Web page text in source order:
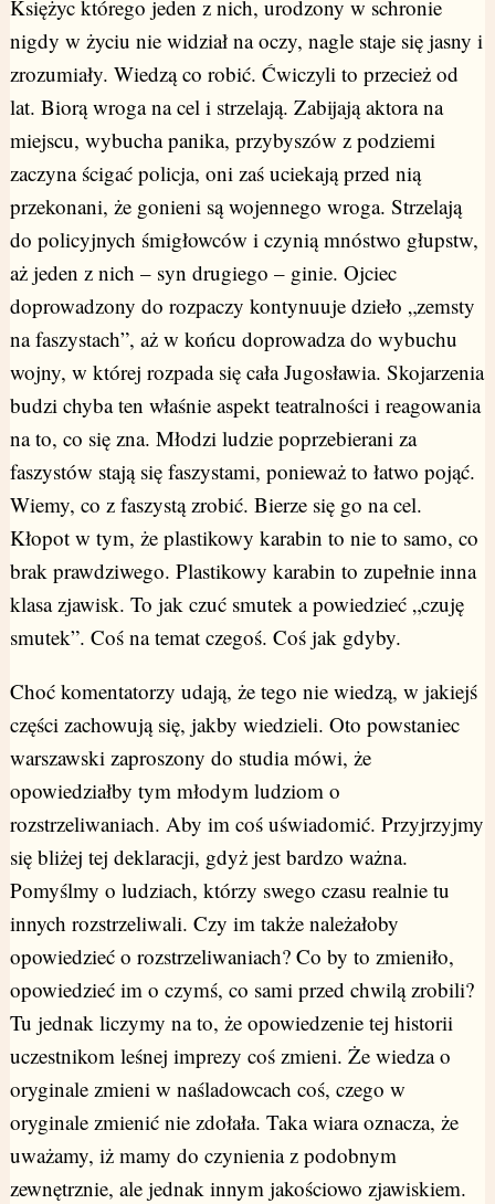
Księżyc którego jeden z nich, urodzony w schronie
nigdy w życiu nie widział na oczy, nagle staje się jasny i
zrozumiały. Wiedzą co robić. Ćwiczyli to przecież od
lat. Biorą wroga na cel i strzelają. Zabijają aktora na
miejscu, wybucha panika, przybyszów z podziemi
zaczyna ścigać policja, oni zaś uciekają przed nią
przekonani, że gonieni są wojennego wroga. Strzelają
do policyjnych śmigłowców i czynią mnóstwo głupstw,
aż jeden z nich – syn drugiego – ginie. Ojciec
doprowadzony do rozpaczy kontynuuje dzieło „zemsty
na faszystach”, aż w końcu doprowadza do wybuchu
wojny, w której rozpada się cała Jugosławia. Skojarzenia
budzi chyba ten właśnie aspekt teatralności i reagowania
na to, co się zna. Młodzi ludzie poprzebierani za
faszystów stają się faszystami, ponieważ to łatwo pojąć.
Wiemy, co z faszystą zrobić. Bierze się go na cel.
Kłopot w tym, że plastikowy karabin to nie to samo, co
brak prawdziwego. Plastikowy karabin to zupełnie inna
klasa zjawisk. To jak czuć smutek a powiedzieć „czuję
smutek”. Coś na temat czegoś. Coś jak gdyby.
Choć komentatorzy udają, że tego nie wiedzą, w jakiejś
części zachowują się, jakby wiedzieli. Oto powstaniec
warszawski zaproszony do studia mówi, że
opowiedziałby tym młodym ludziom o
rozstrzeliwaniach. Aby im coś uświadomić. Przyjrzyjmy
się bliżej tej deklaracji, gdyż jest bardzo ważna.
Pomyślmy o ludziach, którzy swego czasu realnie tu
innych rozstrzeliwali. Czy im także należałoby
opowiedzieć o rozstrzeliwaniach? Co by to zmieniło,
opowiedzieć im o czymś, co sami przed chwilą zrobili?
Tu jednak liczymy na to, że opowiedzenie tej historii
uczestnikom leśnej imprezy coś zmieni. Że wiedza o
oryginale zmieni w naśladowcach coś, czego w
oryginale zmienić nie zdołała. Taka wiara oznacza, że
uważamy, iż mamy do czynienia z podobnym
zewnętrznie, ale jednak innym jakościowo zjawiskiem.